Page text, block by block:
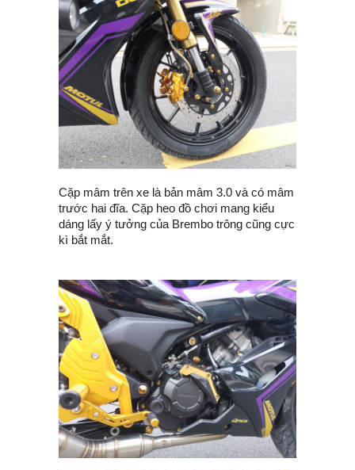
Cặp mâm trên xe là bản mâm 3.0 và có mâm
trước hai đĩa. Cặp heo đồ chơi mang kiểu
dáng lấy ý tưởng của Brembo trông cũng cực
kì bắt mắt.